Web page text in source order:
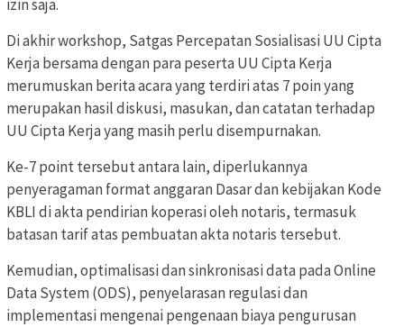
izin saja.
Di akhir workshop, Satgas Percepatan Sosialisasi UU Cipta
Kerja bersama dengan para peserta UU Cipta Kerja
merumuskan berita acara yang terdiri atas 7 poin yang
merupakan hasil diskusi, masukan, dan catatan terhadap
UU Cipta Kerja yang masih perlu disempurnakan.
Ke-7 point tersebut antara lain, diperlukannya
penyeragaman format anggaran Dasar dan kebijakan Kode
KBLI di akta pendirian koperasi oleh notaris, termasuk
batasan tarif atas pembuatan akta notaris tersebut.
Kemudian, optimalisasi dan sinkronisasi data pada Online
Data System (ODS), penyelarasan regulasi dan
implementasi mengenai pengenaan biaya pengurusan